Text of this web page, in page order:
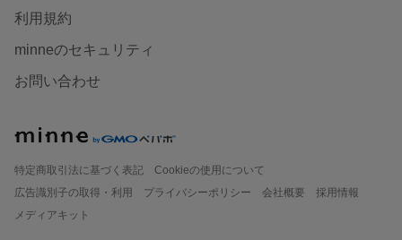
利用規約
minneのセキュリティ
お問い合わせ
特定商取引法に基づく表記
Cookieの使用について
広告識別子の取得・利用
プライバシーポリシー 会社概要
採用情報
メディアキット